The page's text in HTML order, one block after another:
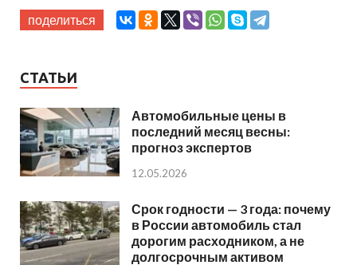
поделиться
СТАТЬИ
Автомобильные цены в
последний месяц весны:
прогноз экспертов
12.05.2026
Срок годности — 3 года: почему
в России автомобиль стал
дорогим расходником, а не
долгосрочным активом